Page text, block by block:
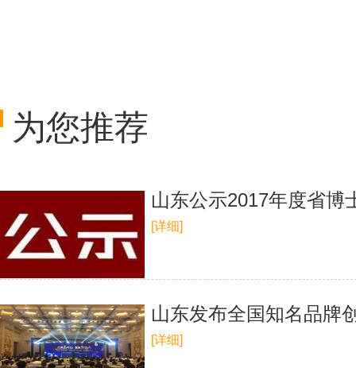
为您推荐
山东公示2017年度省博
[详细]
山东发布全国知名品牌
[详细]